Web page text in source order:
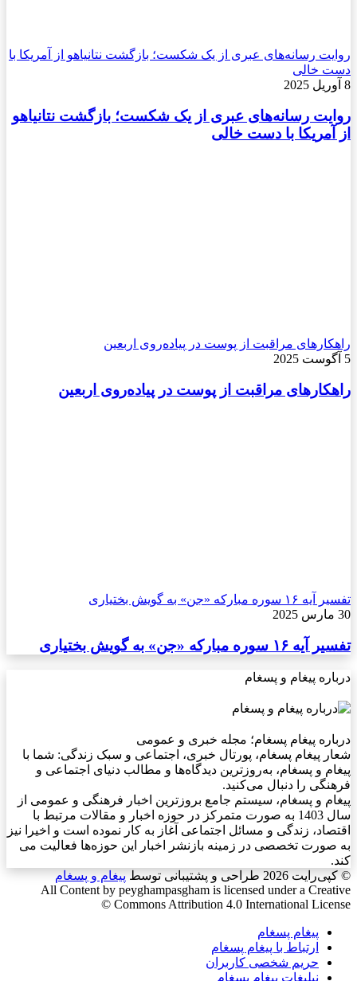
روایت رسانه‌های عبری از یک شکست؛ بازگشت نتانیاهو از آمریکا با
دست خالی
8 آوریل 2025
روایت رسانه‌های عبری از یک شکست؛ بازگشت نتانیاهو
از آمریکا با دست خالی
راهکارهای مراقبت از پوست در پیاده‌روی اربعین
5 آگوست 2025
راهکارهای مراقبت از پوست در پیاده‌روی اربعین
تفسیر آیه ۱۶ سوره مبارکه «جن» به گویش بختیاری
30 مارس 2025
تفسیر آیه ۱۶ سوره مبارکه «جن» به گویش بختیاری
درباره پیغام و پسغام
درباره پیغام پسغام؛ مجله خبری و عمومی
شعار پیغام پسغام، پورتال خبری، اجتماعی و سبک زندگی: شما با
پیغام و پسغام، به‌روزترین دیدگاه‌ها و مطالب دنیای اجتماعی و
فرهنگی را دنبال می‌کنید.
پیغام و پسغام، سیستم جامع بروزترین اخبار فرهنگی و عمومی از
سال 1403 به صورت متمرکز در حوزه اخبار و مقالات مرتبط با
اقتصاد، زندگی و مسائل اجتماعی آغاز به کار نموده است و اخیرا نیز
به صورت تخصصی در زمینه بازنشر اخبار این حوزه‌ها فعالیت می
کند.
© کپی‌رایت 2026
طراحی و پشتیبانی توسط پیغام و پسغام
All Content by peyghampasgham is licensed under a Creative
Commons Attribution 4.0 International License ©️
پیغام پسغام
ارتباط با پیغام پسغام
حریم شخصی کاربران
نبلیغات پیغام پسغام